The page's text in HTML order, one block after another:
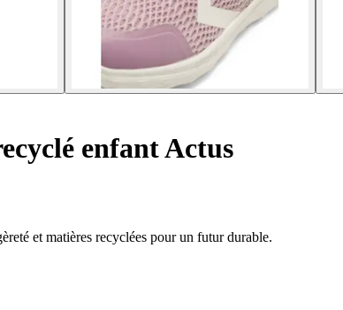
enfant Actus
et matières recyclées pour un futur durable.